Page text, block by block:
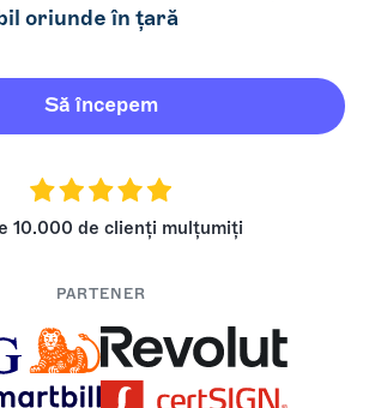
oriunde în țară
Să începem
10.000 de clienți mulțumiți
PARTENER